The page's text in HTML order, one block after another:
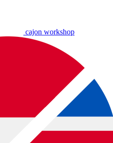
cajon workshop